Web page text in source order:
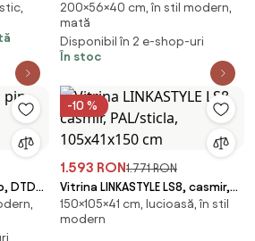
PAL laminat, 56x40x200 cm
200×56×40 cm, în stil modern,
mată
Disponibil în 2 e-shop-uri
În stoc
DTD
-10 %
1.593 RON1.771 RON
Vitrina LINKASTYLE LS8, casmir,
PAL/sticla, 105x41x150 cm
150×105×41 cm, lucioasă, în stil
modern